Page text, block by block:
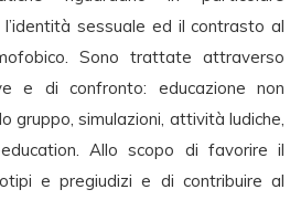
l’identità sessuale ed il contrasto al
Sono trattate attraverso
e di confronto: educazione non
gruppo, simulazioni, attività ludiche,
Allo scopo di favorire il
e pregiudizi e di contribuire al